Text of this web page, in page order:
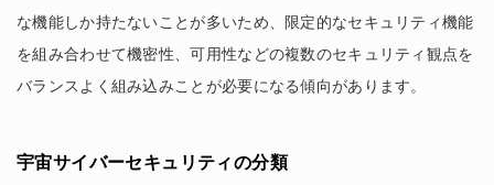
な機能しか持たないことが多いため、限定的なセキュリティ機能
を組み合わせて機密性、可用性などの複数のセキュリティ観点を
バランスよく組み込みことが必要になる傾向があります。
宇宙サイバーセキュリティの分類